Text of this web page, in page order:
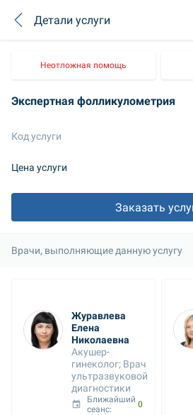
Детали услуги
Неотложная помощь
Экспертная фолликулометрия
Код услуги
Цена услуги
Заказать
Врачи, выполняющие данную услугу
Журавлева
Елена
Николаевна
Акушер-
гинеколог; Врач
ультразвуковой
диагностики
Ближайший
сеанс: